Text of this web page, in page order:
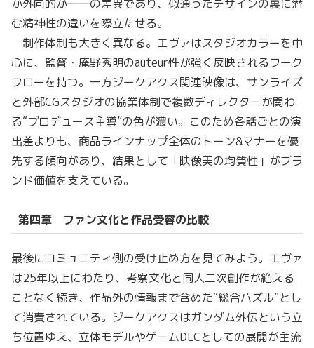
か外向的か――の差異であり、似通ったデザインの裏に潜
む精神性の違いを際立たせる。
制作体制も大きく異なる。エヴァはスタジオカラーを中
心に、監督・庵野秀明のauteur性が強く反映されるワーク
フローを持つ。一方ジークアクス関連映像は、サンライズ
と外部CGスタジオの協業体制で複数ディレクターが関わ
る“プロデュース主導”の色が濃い。このため各話ごとの演
出差よりも、商品ラインナップ全体のトーン&マナーを優
先する傾向があり、結果として「映像美の均質性」がブラ
ンド価値を支えている。
第四章 ファン文化と作品受容の比較
最後にコミュニティ側の受け止め方を見てみよう。エヴァ
は25年以上にわたり、考察文化と同人二次創作が絶える
ことなく続き、作品外の情報まで含めた“総合パズル”とし
て消費されている。ジークアクスはガンダム外伝という立
ち位置ゆえ、立体モデルやゲームDLCとしての展開が主流